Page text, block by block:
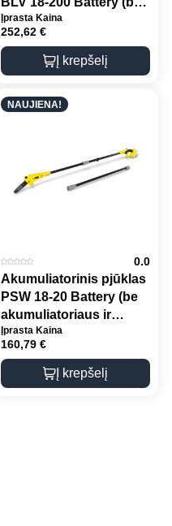
akumuliatoriaus ir
kroviklio)
Įprasta Kaina
252,62 €
Į krepšelį
NAUJIENA!
0.0
Akumuliatorinis pjūklas
PSW 18-20 Battery (be
akumuliatoriaus ir
kroviklio)
Įprasta Kaina
160,79 €
Į krepšelį